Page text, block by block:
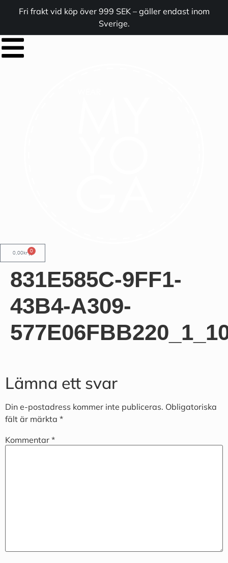
Fri frakt vid köp över 999 SEK – gäller endast inom
Sverige.
0,00kr 0
831E585C-9FF1-
43B4-A309-
Lämna ett svar
Din e-postadress kommer inte publiceras. Obligatoriska
fält är märkta *
Kommentar *